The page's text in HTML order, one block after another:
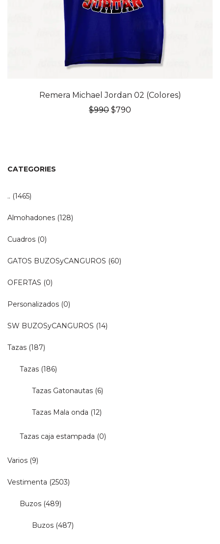
Remera Michael Jordan 02 (Colores)
$990 El
$790
CATEGORIES
.. (1465)
Almohadones (128)
Cuadros (0)
GATOS BUZOSyCANGUROS (60)
OFERTAS (0)
Personalizados (0)
SW BUZOSyCANGUROS (14)
Tazas (187)
Tazas (186)
Tazas Gatonautas (6)
Tazas Mala onda (12)
Tazas caja estampada (0)
Varios (9)
Vestimenta (2503)
Buzos (489)
Buzos (487)